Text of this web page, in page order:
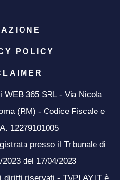
POLICY
WEB 365 SRL - Via Nicola
(RM) - Codice Fiscale e
12279101005
presso il Tribunale di
2023 del 17/04/2023
riservati - TVPLAY.IT è